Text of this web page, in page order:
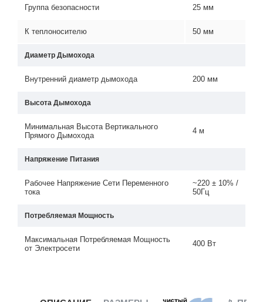
Группа безопасности 25 мм
К теплоносителю 50 мм
Диаметр Дымохода
Внутренний диаметр дымохода 200 мм
Высота Дымохода
Минимальная Высота Вертикального
Прямого Дымохода
4 м
Напряжение Питания
Рабочее Напряжение Сети Переменного
тока
~220 ± 10% /
50Гц
Потребляемая Мощность
Максимальная Потребляемая Мощность
от Электросети
400 Вт